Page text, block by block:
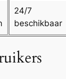
24/7
beschikbaar